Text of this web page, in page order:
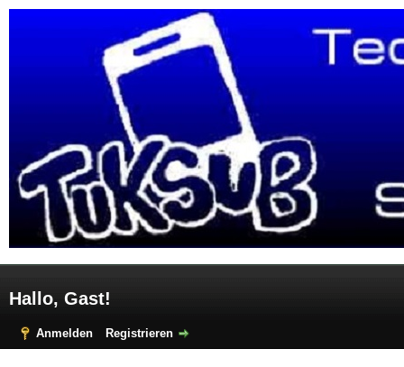
Hallo, Gast!
Anmelden Registrieren